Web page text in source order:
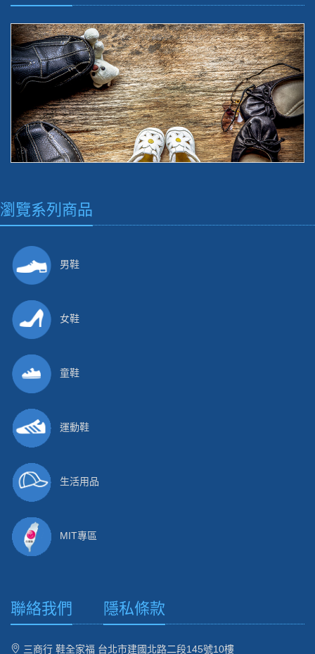
瀏覽系列商品
男鞋
女鞋
童鞋
運動鞋
生活用品
MIT專區
聯絡我們 隱私條款
三商行 鞋全家福 台北市建國北路二段145號10樓